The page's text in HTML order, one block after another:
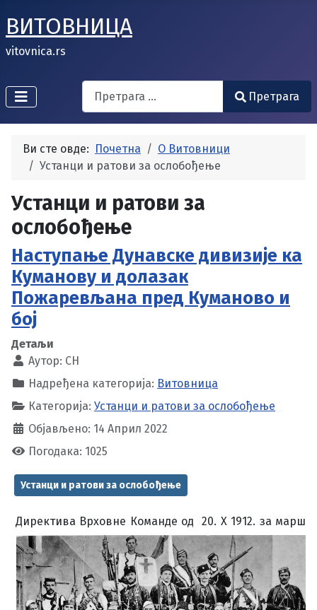
ВИТОВНИЦА
vitovnica.rs
Search
Претрага
Ви сте овде: Почетна
О Витовници
Устанци и ратови за ослобођење
Устанци и ратови за
ослобођење
Наступање Дунавске дивизије ка
Куманову и долазак
Пожаревљана пред Куманово и
бој
Детаљи
Аутор: CH
Надређена категорија: Витовница
Категорија: Устанци и ратови за ослобођење
Објављено: 14 Април 2022
Погодака: 1025
Устанци и ратови за ослобођење
Директива Врховне Команде од 20. X 1912. за марш